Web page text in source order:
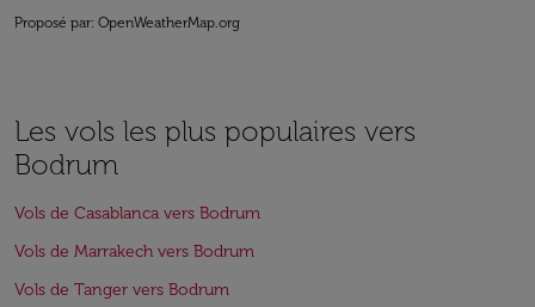
Proposé par: OpenWeatherMap.org
Les vols les plus populaires vers
Bodrum
Vols de Casablanca vers Bodrum
Vols de Marrakech vers Bodrum
Vols de Tanger vers Bodrum